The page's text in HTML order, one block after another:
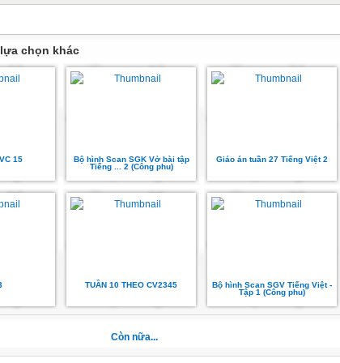
tâm của Lãnh đạo Nhà trường, Lãnh đạo Phòng Giáo dục và Chính quyền
lớp 2 là lứa tuổi còn nhỏ, thích khám phá và thích trãi nghiệm...Đa số các
động: ham học hỏi, thích hoạt động,…
em chưa nhận thức đầy đủ về việc phòng tránh bị xâm hại tình dục nên rất
của những thành phần xấu. Sự phát triển mặt sinh lí và tâm lí của các em
xâm hại tình dục
các hành vi bị xâm hại
chọn khác
15
Bộ hình Scan SGK Vở bài tập
Tiếng ... 2 (Công phu)
Giáo án tuần 27 Tiếng Việt 2
TUẦN 10 THEO CV2345
Bộ hình Scan SGV Tiếng Việt -
Tập 1 (Công phu)
Còn nữa...